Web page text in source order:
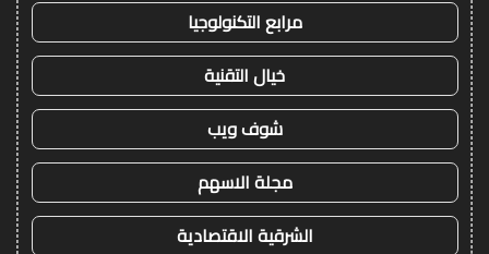
مرابع التكنولوجيا
خيال التقنية
شوف ويب
مجلة الاسهم
الشرقية الاقتصادية